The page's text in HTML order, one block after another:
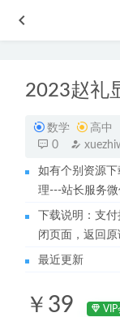
2023赵礼
数学 高中
0
如有个别资源
理---站长服务微
下载说明：支
闭页面，返回
最近更新
￥39 VIP
朱丹使命力21
韩语网课教程
习视频教程+讲义
2022-07-26